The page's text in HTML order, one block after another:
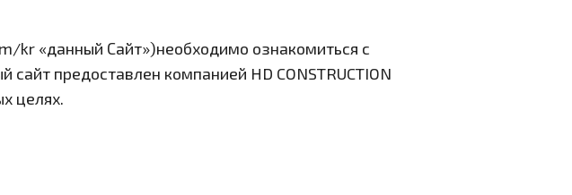
kr «данный Сайт»)необходимо ознакомиться с
предоставлен компанией HD CONSTRUCTION
целях.